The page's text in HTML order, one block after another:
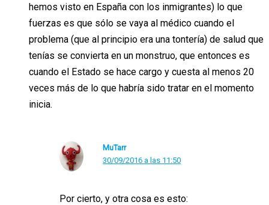
hemos visto en España con los inmigrantes) lo que
fuerzas es que sólo se vaya al médico cuando el
problema (que al principio era una tontería) de salud que
tenías se convierta en un monstruo, que entonces es
cuando el Estado se hace cargo y cuesta al menos 20
veces más de lo que habría sido tratar en el momento
inicia.
MuTarr
30/09/2016 a las 11:50
Por cierto, y otra cosa es esto: